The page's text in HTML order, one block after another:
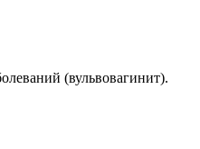
(вульвовагинит).